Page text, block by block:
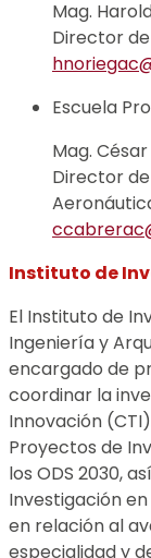
Mag.
Director
Escuela
Mag.
Director
Instituto de
El Instituto de
Ingeniería y
encargado de
coordinar la
Innovación
Proyectos de
los ODS 2030,
Investigación en
en relación al
especialidad y